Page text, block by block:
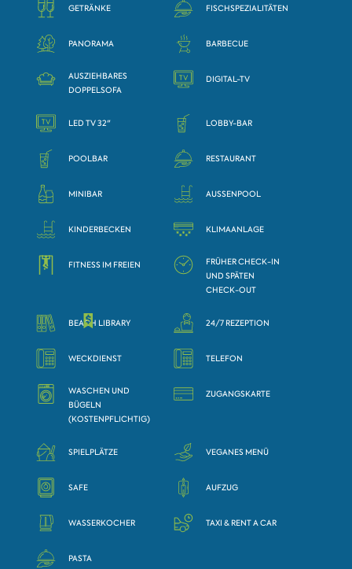
GETRÄNKE FISCHSPEZIALITÄTEN
PANORAMA BARBECUE
AUSZIEHBARES
DOPPELSOFA
DIGITAL-TV
LED TV 32" LOBBY-BAR
POOLBAR RESTAURANT
MINIBAR AUSSENPOOL
KINDERBECKEN KLIMAANLAGE
FITNESS IM FREIEN
FRÜHER CHECK-IN
UND SPÄTEN
CHECK-OUT
BEACH LIBRARY 24/7 REZEPTION
WECKDIENST TELEFON
WASCHEN UND
BÜGELN
(KOSTENPFLICHTIG)
ZUGANGSKARTE
SPIELPLÄTZE VEGANES MENÜ
SAFE AUFZUG
WASSERKOCHER TAXI & RENT A CAR
PASTA